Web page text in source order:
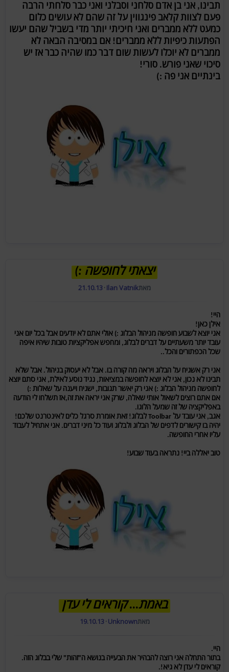
תבינו, אני בן אדם סלחני וסבלני ואני כבר סלחתי הרבה
פעם לצוות קלאב פינגווין על זה שהם לא עושים כלום
כמעט ללא ממברים ואני חיכיתי יותר מדי בשביל שהם יעשו
הפתעות כיפיות ללא ממברים! אם במסיבה הבאה לא
ממברים לא יוכלו לעשות שום דבר כמו שהיה כבר אז יש
סיכוי שאני פורש. סורי!
בינתיים אני פה :)
יצאתי לחופשה :)
מאתIlan Vatnik
·
21.10.13
היי!
אילן כאן!
אני יוצא לשבוע חופשה מניהול הבלוג :) אולי אתם לא יודעים אבל בכל יום אני
עובד יותר משעתיים על דברים לבלוג, ומחפש אפליקציות טובות שיהיו איפה
שכל הכפתורים והכל..
אני רק אשגיח על הבלוג ויראה מה קורה בו. אבל לא יעסוק בניהול. אבל שלא
תבינו לא נכון, אני לא יוצא לחופשה במציאות, נגיד נוסע לאילת, אני סתם יוצא
לחופשה מניהול הבלוג :) אני רק יאשר תגובות, ישגיח ויענה על שאלות :)
אם אתם רוצים לשאול אותי שאלה, שרק אני יראה את זה,אז תשלחו לי הודעה
באפליקציה של זה שמעל הלוגו.
אגב, אני עובד על Toolbar לבלוג! זאת אומרת סרגל כלים לאינטרנט שלכם!
יהיה בו קישורים לדפים של הבלוג ולבלוג ועוד כל מיני דברים. אני אתחיל לעבוד
עליו אחרי החופשה.
טוב יאללה ביי! נתראה בעוד שבוע!
באמת... קוראים לי עדן
מאתUnknown
·
19.10.13
היי.
בתור התחלה אני רוצה להבהיר את הבעייה בנושא ה"זהות" שלי בבלוג הזה.
קוראים לי עדן לא גיא!.